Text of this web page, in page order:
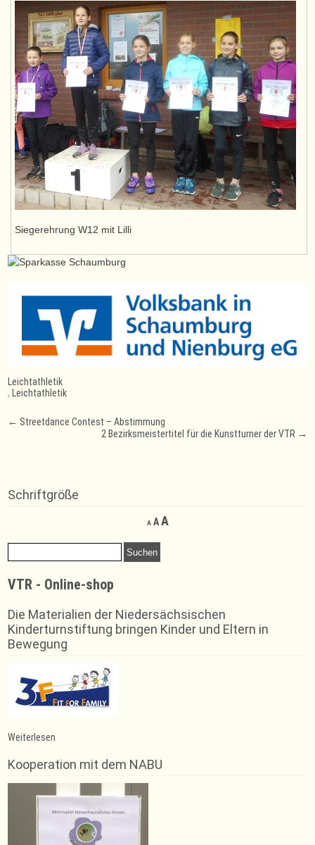
Siegerehrung W12 mit Lilli
Leichtathletik
, Leichtathletik
Post
← Streetdance Contest – Abstimmung
2 Bezirksmeistertitel für die Kunstturner der VTR →
Schriftgröße
A
Decrease
font
AReset
size.
AIncrease
Suchen
nach:
VTR - Online-shop
Die Materialien der Niedersächsischen
Kinderturnstiftung bringen Kinder und Eltern in
Bewegung
Weiterlesen
Gesamtsieg
für
Lilli
Marie
Schaper
beim
Wischhöfer-
Lauf
Kooperation mit dem NABU